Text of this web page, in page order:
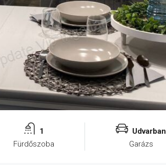
1
Fürdőszoba
Udvarban
Garázs